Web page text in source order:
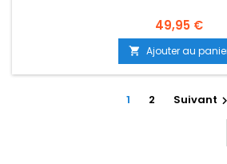
49,95 €
 Ajouter au
1 2 Suivant 